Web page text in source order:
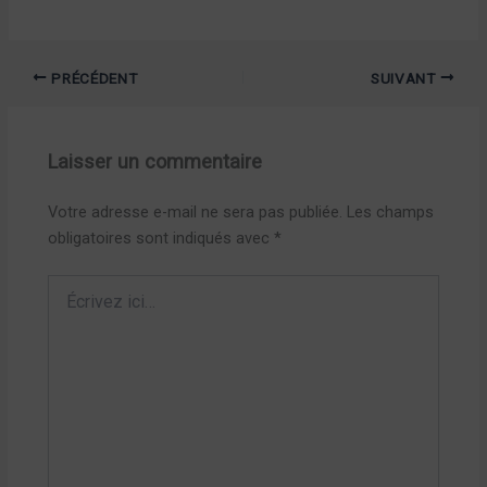
PRÉCÉDENT SUIVANT
Laisser un commentaire
Votre adresse e-mail ne sera pas publiée. Les champs
obligatoires sont indiqués avec *
ici…